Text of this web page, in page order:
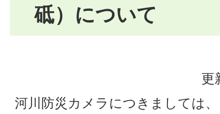
砥）について
更
河川防災カメラにつきましては